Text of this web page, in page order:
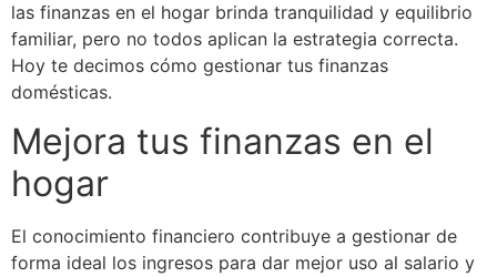
las finanzas en el hogar brinda tranquilidad y equilibrio
familiar, pero no todos aplican la estrategia correcta.
Hoy te decimos cómo gestionar tus finanzas
domésticas.
Mejora tus finanzas en el
hogar
El conocimiento financiero contribuye a gestionar de
forma ideal los ingresos para dar mejor uso al salario y